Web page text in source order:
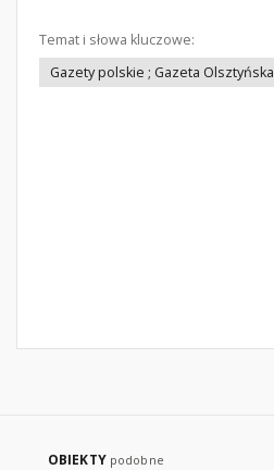
Temat i słowa kluczowe:
Gazety polskie ; Gazeta Olsztyńska
OBIEKTY podobne